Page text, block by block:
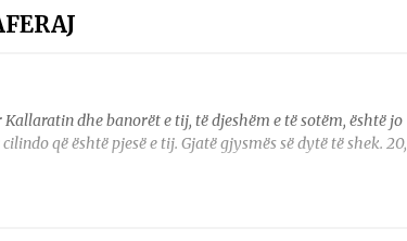
Kallaratin dhe banorët e tij, të djeshëm e të sotëm, është jo
që është pjesë e tij. Gjatë gjysmës së dytë të shek. 20,